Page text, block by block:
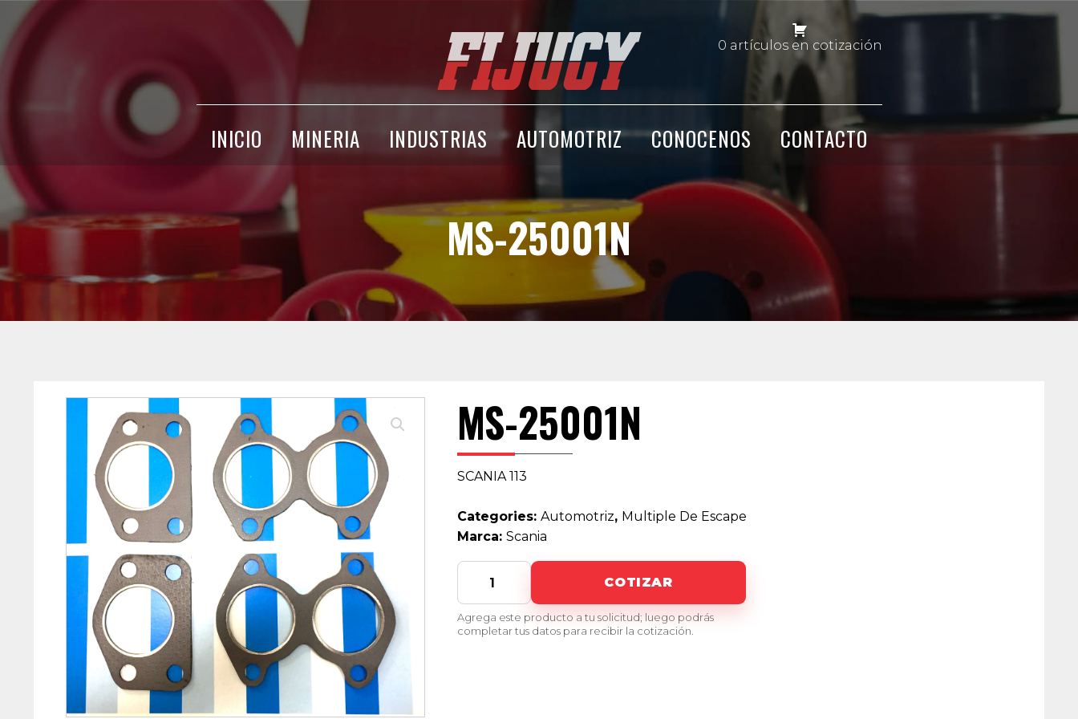
0 artículos en cotización
INICIO MINERIA INDUSTRIAS AUTOMOTRIZ CONOCENOS CONTACTO
MS-25001N
MS-25001N
SCANIA 113
Categories: Automotriz, Multiple De Escape
Marca: Scania
quantity
COTIZAR
Agrega este producto a tu solicitud; luego podrás
completar tus datos para recibir la cotización.